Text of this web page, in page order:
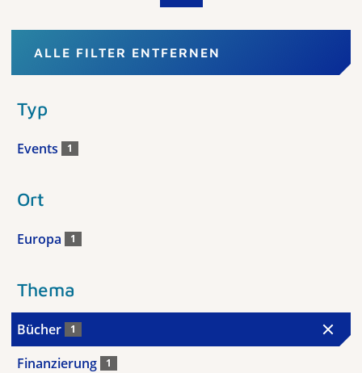
ALLE FILTER ENTFERNEN
Typ
Events 1
Ort
Europa 1
Thema
Bücher 1
Finanzierung 1